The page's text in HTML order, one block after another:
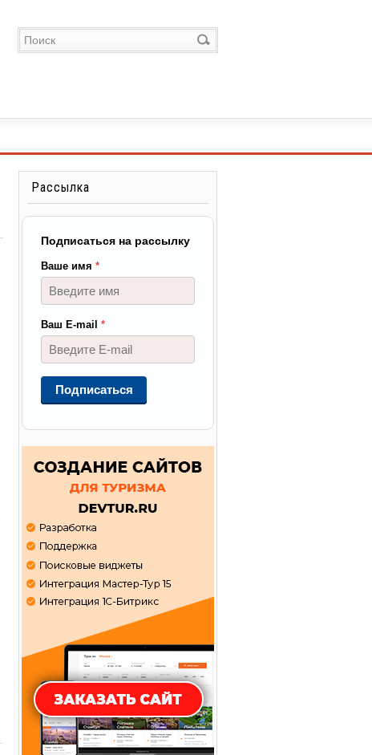
Рассылка
Подписаться на рассылку
Ваше имя *
Ваш E-mail *
Подписаться